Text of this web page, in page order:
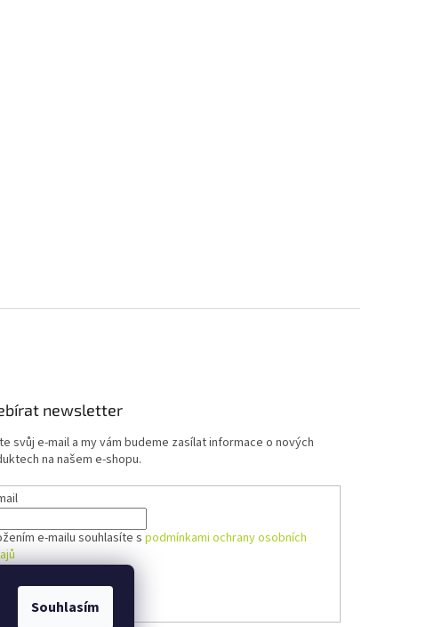
Souhlasím
newsletter
svůj e-mail a my vám budeme zasílat informace o nových
na našem e-shopu.
e-mailu souhlasíte spodmínkami ochrany osobních